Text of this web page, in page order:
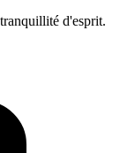
d'esprit.